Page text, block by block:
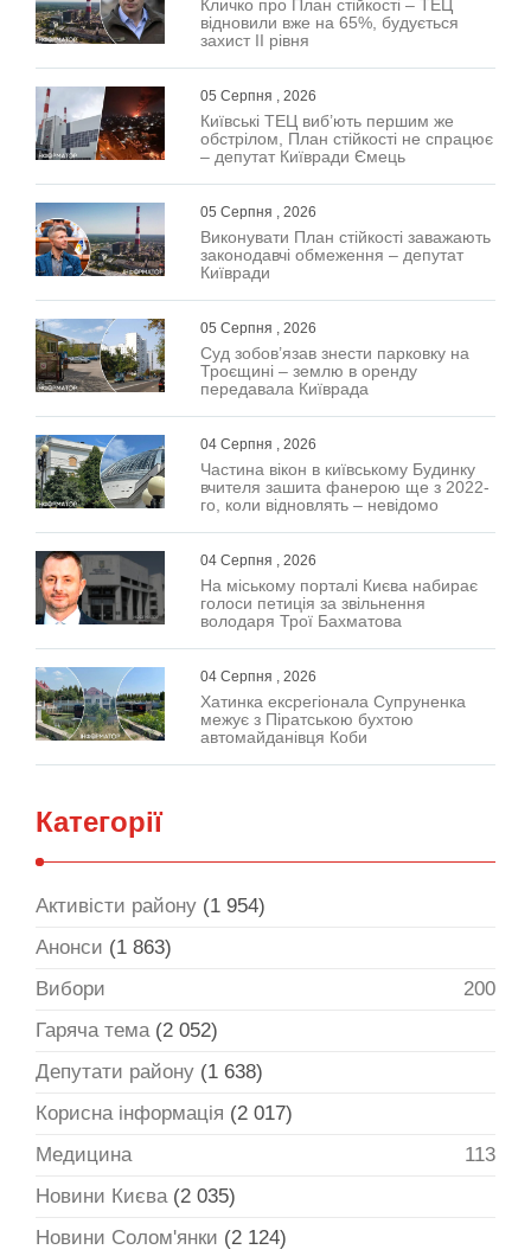
Кличко про План стійкості – ТЕЦ
відновили вже на 65%, будується
захист ІІ рівня
05 Серпня , 2026
Київські ТЕЦ виб’ють першим же
обстрілом, План стійкості не спрацює
– депутат Київради Ємець
05 Серпня , 2026
Виконувати План стійкості заважають
законодавчі обмеження – депутат
Київради
05 Серпня , 2026
Суд зобов’язав знести парковку на
Троєщині – землю в оренду
передавала Київрада
04 Серпня , 2026
Частина вікон в київському Будинку
вчителя зашита фанерою ще з 2022-
го, коли відновлять – невідомо
04 Серпня , 2026
На міському порталі Києва набирає
голоси петиція за звільнення
володаря Трої Бахматова
04 Серпня , 2026
Хатинка ексрегіонала Супруненка
межує з Піратською бухтою
автомайданівця Коби
Категорії
Активісти району (1 954)
Анонси (1 863)
Вибори
200
Гаряча тема(2 052)
Депутати району (1 638)
Корисна інформація (2 017)
Медицина
113
Новини Києва(2 035)
Новини Солом'янки (2 124)